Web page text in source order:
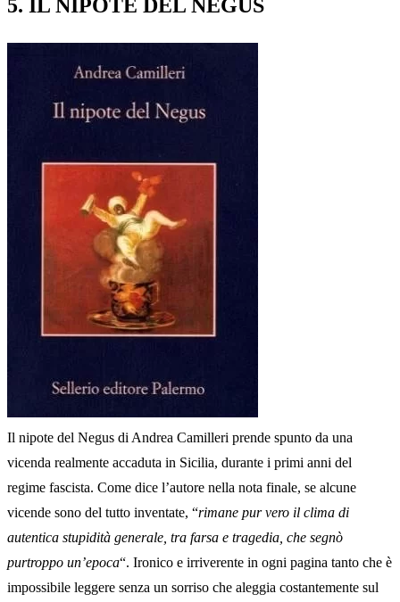
5. IL NIPOTE DEL NEGUS
Il nipote del Negus di Andrea Camilleri prende spunto da una
vicenda realmente accaduta in Sicilia, durante i primi anni del
regime fascista. Come dice l’autore nella nota finale, se alcune
vicende sono del tutto inventate, “rimane pur vero il clima di
autentica stupidità generale, tra farsa e tragedia, che segnò
purtroppo un’epoca“. Ironico e irriverente in ogni pagina tanto che è
impossibile leggere senza un sorriso che aleggia costantemente sul